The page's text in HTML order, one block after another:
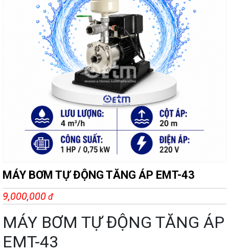
MÁY BƠM TỰ ĐỘNG TĂNG ÁP EMT-43
9,000,000 đ
MÁY BƠM TỰ ĐỘNG TĂNG ÁP
EMT-43